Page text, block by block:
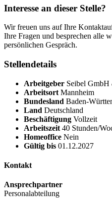
Interesse an dieser Stelle?
Wir freuen uns auf Ihre
Ihre Fragen und besprechen alle
persönlichen Gespräch.
Stellendetails
Arbeitgeber Seibel
Arbeitsort Mannheim
Bundesland Baden-
Land Deutschland
Beschäftigung Vollzeit
Arbeitszeit 40 Stunden/
Homeoffice Nein
Gültig bis 01.12.2027
Kontakt
Ansprechpartner
Personalabteilung